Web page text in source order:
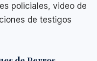
policiales, video de
de testigos